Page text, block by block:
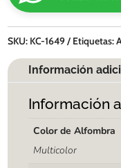
SKU: KC-1649 Etiquetas:
Información
Información
Color de Alfombra
Multicolor